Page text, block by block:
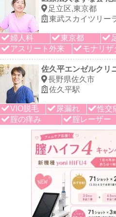
足立区,東京都
東武スカイツリー
婦人科 東京都
アスリート外来
モナリザ
佐久平エンゼルクリ
長野県佐久市
佐久平駅
VIO脱毛 尿漏れ 性交
腟の痒み
腟レーザー